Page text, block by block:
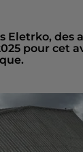
Eletrko, des
pour cet